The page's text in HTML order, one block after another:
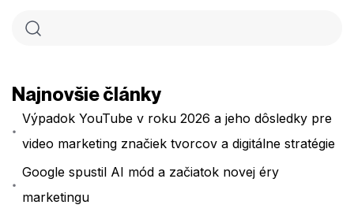
Najnovšie články
Výpadok YouTube v roku 2026 a jeho dôsledky pre
video marketing značiek tvorcov a digitálne stratégie
Google spustil AI mód a začiatok novej éry
marketingu